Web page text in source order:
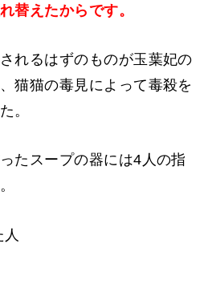
替えたからです。
れるはずのものが玉葉妃の
猫猫の毒見によって毒殺を
。
たスープの器には4人の指